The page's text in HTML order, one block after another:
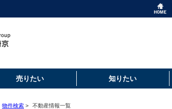
売りたい 知りたい
物件検索 > 不動産情報一覧